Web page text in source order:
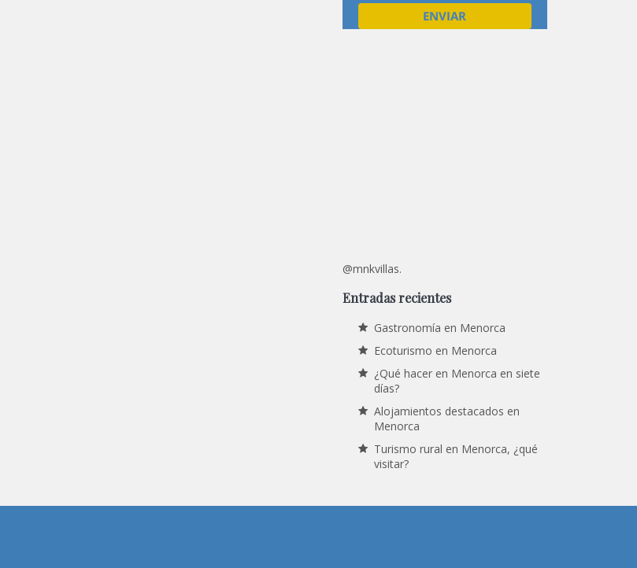
@mnkvillas.
Entradas recientes
Gastronomía en Menorca
Ecoturismo en Menorca
¿Qué hacer en Menorca en siete
días?
Alojamientos destacados en
Menorca
Turismo rural en Menorca, ¿qué
visitar?